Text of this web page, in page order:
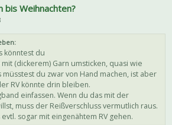
bis Weihnachten?
könntest du
(dickerem) Garn umsticken, quasi wie
müsstest du zwar von Hand machen, ist aber
RV könnte drin bleiben.
einfassen. Wenn du das mit der
muss der Reißverschluss vermutlich raus.
sogar mit eingenähtem RV gehen.